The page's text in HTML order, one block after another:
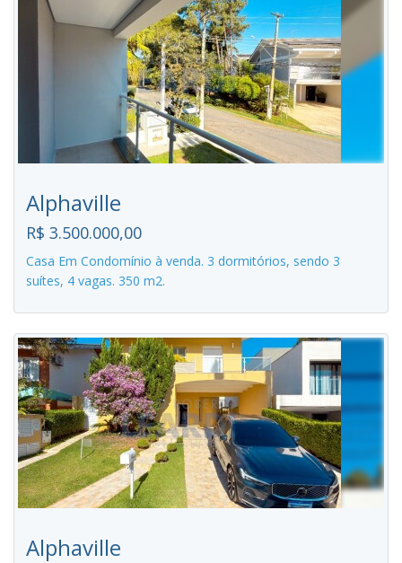
Alphaville
R$ 3.500.000,00
Casa Em Condomínio à venda. 3 dormitórios, sendo 3
suítes, 4 vagas. 350 m2.
Alphaville